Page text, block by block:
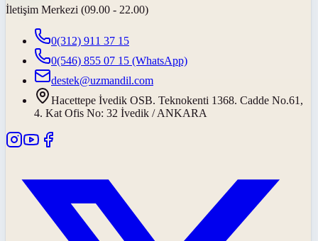
İletişim Merkezi (09.00 - 22.00)
0(312) 911 37 15
0(546) 855 07 15 (WhatsApp)
destek@uzmandil.com
Hacettepe İvedik OSB. Teknokenti 1368. Cadde No.61,
4. Kat Ofis No: 32 İvedik / ANKARA